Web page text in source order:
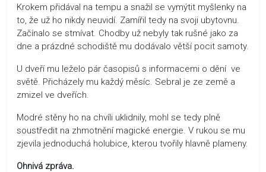
Krokem přidával na tempu a snažil se vymýtit myšlenky na
to, že už ho nikdy neuvidí. Zamířil tedy na svoji ubytovnu.
Začínalo se stmívat. Chodby už nebyly tak rušné jako za
dne a prázdné schodiště mu dodávalo větší pocit samoty.
U dveří mu leželo pár časopisů s informacemi o dění ve
světě. Přicházely mu každý měsíc. Sebral je ze země a
zmizel ve dveřích.
Modré stěny ho na chvíli uklidnily, mohl se tedy plně
soustředit na zhmotnění magické energie. V rukou se mu
zjevila jednoduchá holubice, kterou tvořily hlavně plameny.
Ohnivá zpráva.